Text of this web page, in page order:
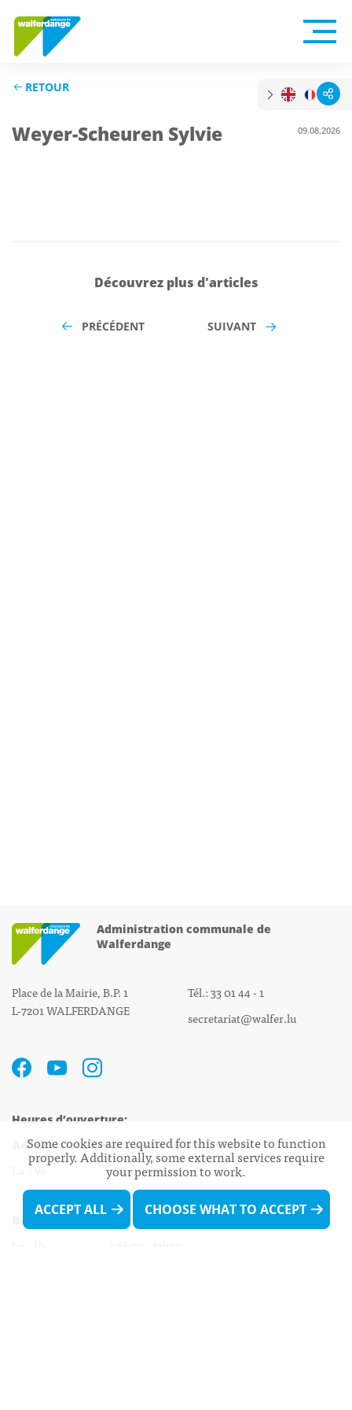
RETOUR
Weyer-Scheuren Sylvie 09.08.2026
Découvrez plus d'articles
PRÉCÉDENT SUIVANT
Administration communale de
Walferdange
Place de la Mairie, B.P. 1
L-7201 WALFERDANGE
Tél.: 33 01 44 - 1
secretariat@walfer.lu
Heures d’ouverture:
Administration communale de Walferdange
Lu - Ve 08h00 - 11h30
13h30 - 16h00
Biergercenter
Some cookies are required for this website to function
properly. Additionally, some external services require
your permission to work.
ACCEPT ALL CHOOSE WHAT TO ACCEPT